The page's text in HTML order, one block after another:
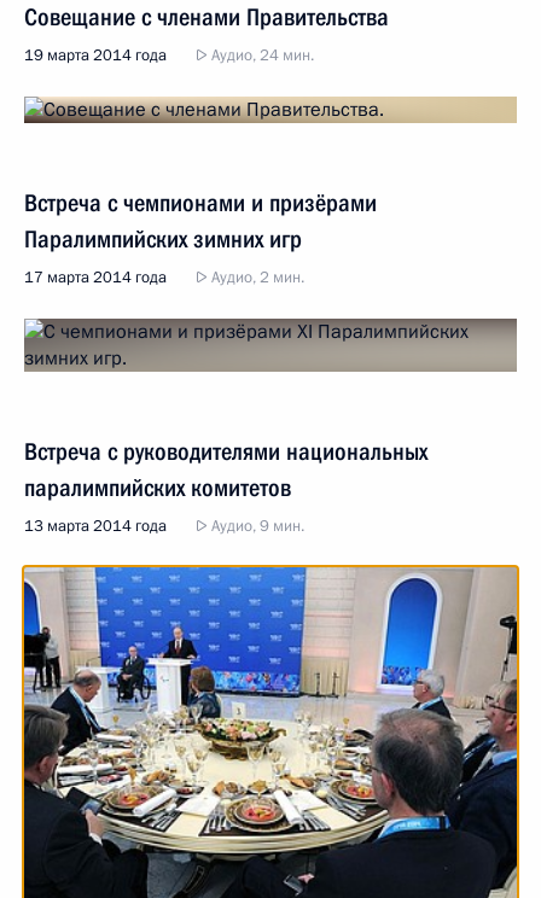
Совещание с членами Правительства
19 марта 2014 года Аудио, 24 мин.
Встреча с чемпионами и призёрами
Паралимпийских зимних игр
17 марта 2014 года Аудио, 2 мин.
Встреча с руководителями национальных
паралимпийских комитетов
13 марта 2014 года Аудио, 9 мин.